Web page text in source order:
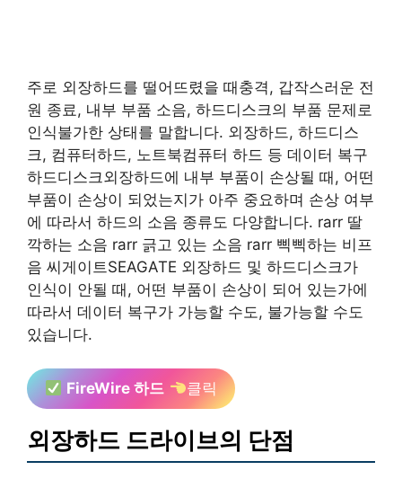
주로 외장하드를 떨어뜨렸을 때충격, 갑작스러운 전
원 종료, 내부 부품 소음, 하드디스크의 부품 문제로
인식불가한 상태를 말합니다. 외장하드, 하드디스
크, 컴퓨터하드, 노트북컴퓨터 하드 등 데이터 복구
하드디스크외장하드에 내부 부품이 손상될 때, 어떤
부품이 손상이 되었는지가 아주 중요하며 손상 여부
에 따라서 하드의 소음 종류도 다양합니다. rarr 딸
깍하는 소음 rarr 긁고 있는 소음 rarr 삑삑하는 비프
음 씨게이트SEAGATE 외장하드 및 하드디스크가
인식이 안될 때, 어떤 부품이 손상이 되어 있는가에
따라서 데이터 복구가 가능할 수도, 불가능할 수도
있습니다.
FireWire 하드 클릭
외장하드 드라이브의 단점